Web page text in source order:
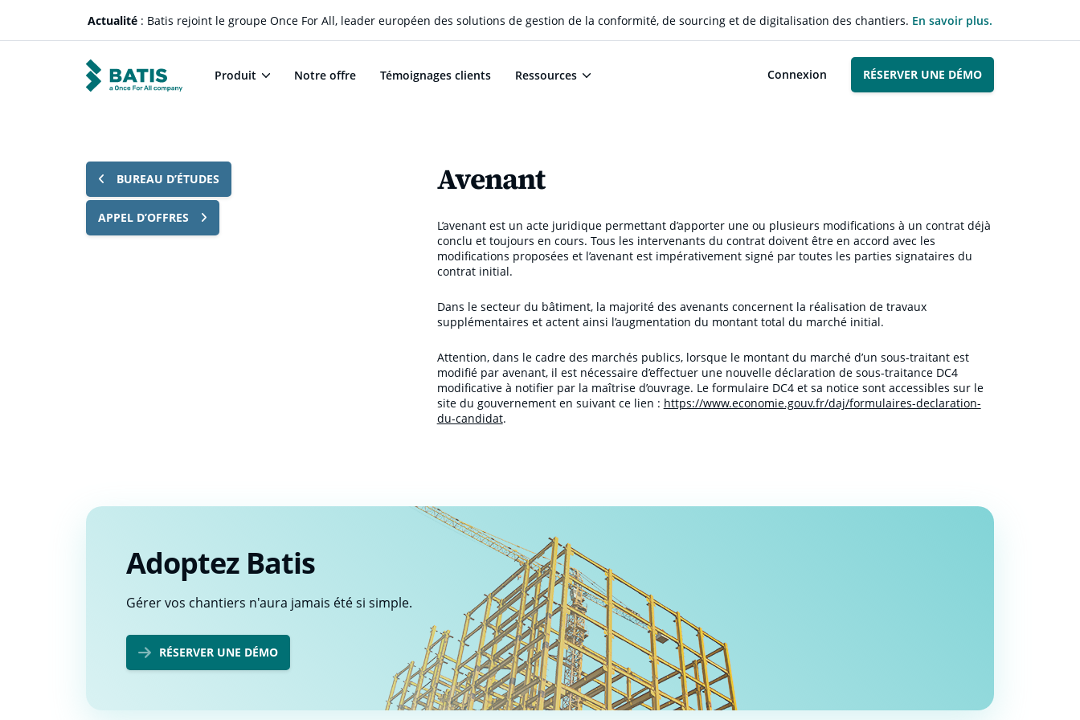
Actualité : Batis rejoint le groupe Once For All, leader européen des solutions de gestion de la conformité, de sourcing et de digitalisation des chantiers. En savoir plus.
Produit Notre offre Témoignages clients Ressources Connexion RÉSERVER UNE DÉMO
Avenant
L’avenant est un acte juridique permettant d’apporter une ou plusieurs modifications à un contrat déjà
conclu et toujours en cours. Tous les intervenants du contrat doivent être en accord avec les
modifications proposées et l’avenant est impérativement signé par toutes les parties signataires du
contrat initial.
Dans le secteur du bâtiment, la majorité des avenants concernent la réalisation de travaux
supplémentaires et actent ainsi l’augmentation du montant total du marché initial.
Attention, dans le cadre des marchés publics, lorsque le montant du marché d’un sous-traitant est
modifié par avenant, il est nécessaire d’effectuer une nouvelle déclaration de sous-traitance DC4
modificative à notifier par la maîtrise d’ouvrage. Le formulaire DC4 et sa notice sont accessibles sur le
site du gouvernement en suivant ce lien : https://www.economie.gouv.fr/daj/formulaires-declaration-
du-candidat.
BUREAU D’ÉTUDES
APPEL D’OFFRES
Adoptez Batis
Gérer vos chantiers n'aura jamais été si simple.
RÉSERVER UNE DÉMO